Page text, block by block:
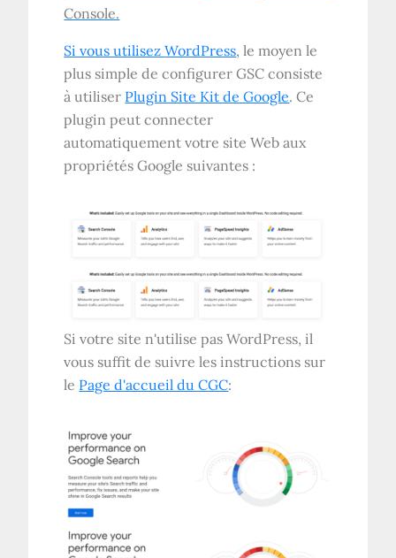
Console.
Si vous utilisezWordPress, le moyen le
plus simple de configurer GSC consiste
à utiliser Plugin Site Kit de Google. Ce
plugin peut connecter
automatiquement votre site Web aux
propriétés Google suivantes :
Si votre site n'utilise pas WordPress, il
vous suffit de suivre les instructions sur
le Page d'accueil du CGC: